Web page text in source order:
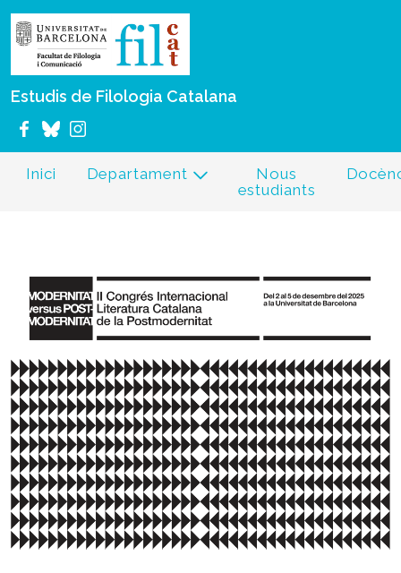
Estudis de Filologia Catalana
Inici Departament
Nous
estudiants